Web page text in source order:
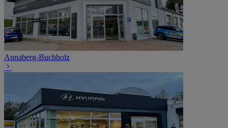
Annaberg-Buchholz